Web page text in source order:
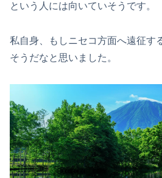
という人には向いていそうです。
私自身、もしニセコ方面へ遠征す
そうだなと思いました。